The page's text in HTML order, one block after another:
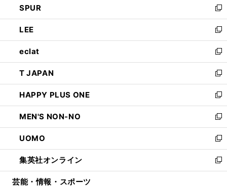
で
開
く
ド
ウ
で
開
く
ィ
ン
ド
ウ
で
開
く
い
ウ
ィ
ン
ド
ウ
で
開
く
SPUR
新
し
い
ウ
ィ
ン
ド
ウ
で
開
く
LEE
新
し
い
ウ
ィ
ン
ド
ウ
で
開
く
eclat
新
し
い
ウ
ィ
ン
ド
ウ
で
開
く
T JAPAN
新
し
い
ウ
ィ
ン
ド
ウ
で
開
HAPPY PLUS ONE
新
し
い
ウ
ィ
ン
ド
ウ
MEN'S NON-NO
新
し
い
ウ
ィ
ン
UOMO
新
し
い
ウ
集英社オンライン
新
し
芸能・情報・スポーツ